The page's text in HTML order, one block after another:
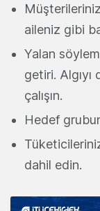
aileniz gibi
Yalan
getiri.
çalışın.
Hedef
dahil edin.